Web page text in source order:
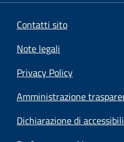
Contatti sito
Note legali
Privacy Policy
Amministrazione
Dichiarazione di